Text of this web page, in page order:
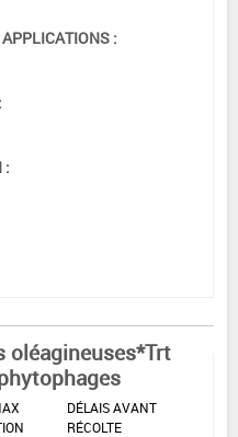
:
:
oléagineuses*Trt
DÉLAIS AVANT
RÉCOLTE